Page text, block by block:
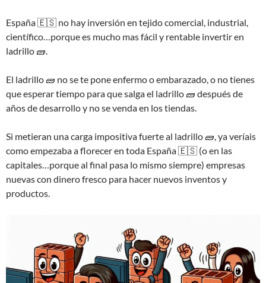
España 🇪🇸 no hay inversión en tejido comercial, industrial,
científico…porque es mucho mas fácil y rentable invertir en
ladrillo 🧱.
El ladrillo 🧱 no se te pone enfermo o embarazado, o no tienes
que esperar tiempo para que salga el ladrillo 🧱 después de
años de desarrollo y no se venda en los tiendas.
Si metieran una carga impositiva fuerte al ladrillo 🧱, ya veríais
como empezaba a florecer en toda España 🇪🇸 (o en las
capitales…porque al final pasa lo mismo siempre) empresas
nuevas con dinero fresco para hacer nuevos inventos y
productos.